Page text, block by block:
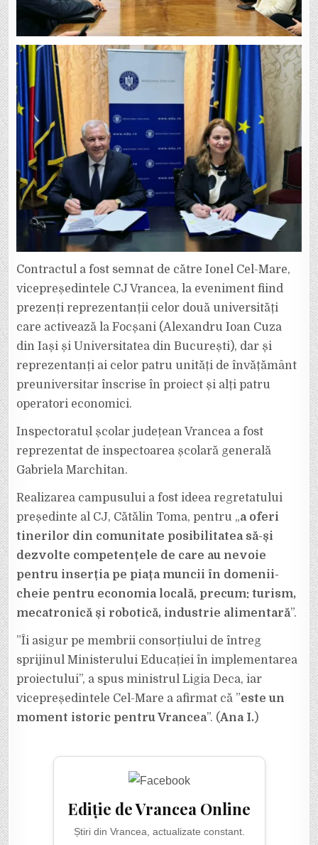
Contractul a fost semnat de către Ionel Cel-Mare,
vicepreședintele CJ Vrancea, la eveniment fiind
prezenți reprezentanții celor două universități
care activează la Focșani (Alexandru Ioan Cuza
din Iași și Universitatea din București), dar și
reprezentanți ai celor patru unități de învățământ
preuniversitar înscrise în proiect și alți patru
operatori economici.
Inspectoratul școlar județean Vrancea a fost
reprezentat de inspectoarea școlară generală
Gabriela Marchitan.
Realizarea campusului a fost ideea regretatului
președinte al CJ, Cătălin Toma, pentru „a oferi
tinerilor din comunitate posibilitatea să-și
dezvolte competențele de care au nevoie
pentru inserția pe piața muncii în domenii-
cheie pentru economia locală, precum: turism,
mecatronică și robotică, industrie alimentară”.
”Îi asigur pe membrii consorțiului de întreg
sprijinul Ministerului Educației în implementarea
proiectului”, a spus ministrul Ligia Deca, iar
vicepreședintele Cel-Mare a afirmat că ”este un
moment istoric pentru Vrancea”. (Ana I.)
Ediție de Vrancea Online
Știri din Vrancea, actualizate constant.